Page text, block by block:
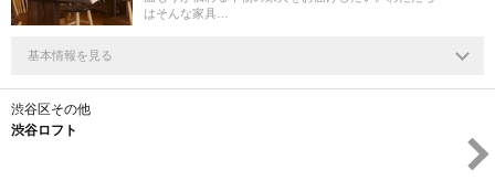
はそんな家具…
基本情報を見る
渋谷区その他
渋谷ロフト